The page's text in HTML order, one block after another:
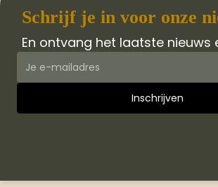
Schrijf je in voor onze
En ontvang het laatste nieuws